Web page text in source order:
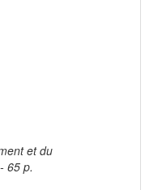
et du
65 p.